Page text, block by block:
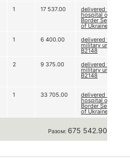
1 17 537.00 delivered to
hospital of
Border Service
of Ukraine
1 6 400.00 delivered to
military unit
B2148
2 9 375.00 delivered to
military unit
B2148
1 33 705.00 delivered to
hospital of
Border Service
of Ukraine
Разом: 675 542.90 грн